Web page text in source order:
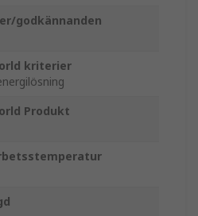
godkännanden
kriterier
Produkt